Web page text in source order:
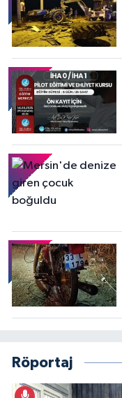
Röportaj